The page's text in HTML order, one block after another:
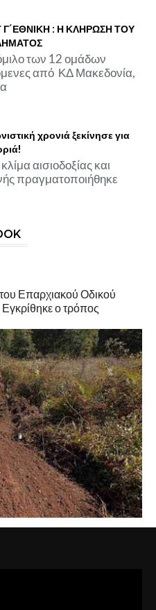
: Η ΚΛΗΡΩΣΗ ΤΟΥ
των 12 ομάδων
από ΚΔ Μακεδονία,
χρονιά ξεκίνησε για
αισιοδοξίας και
πραγματοποιήθηκε
Επαρχιακού Οδικού
ο τρόπος